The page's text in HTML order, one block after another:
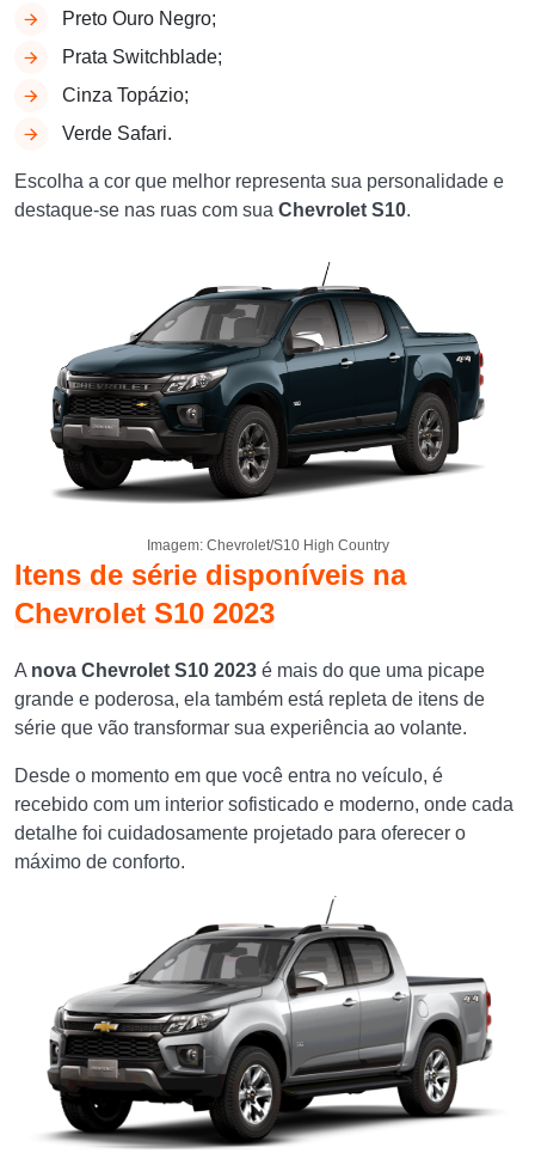
Preto Ouro Negro;
Prata Switchblade;
Cinza Topázio;
Verde Safari.
Escolha a cor que melhor representa sua personalidade e
destaque-se nas ruas com sua Chevrolet S10.
Imagem: Chevrolet/S10 High Country
Itens de série disponíveis na
Chevrolet S10 2023
A nova Chevrolet S10 2023 é mais do que uma picape
grande e poderosa, ela também está repleta de itens de
série que vão transformar sua experiência ao volante.
Desde o momento em que você entra no veículo, é
recebido com um interior sofisticado e moderno, onde cada
detalhe foi cuidadosamente projetado para oferecer o
máximo de conforto.